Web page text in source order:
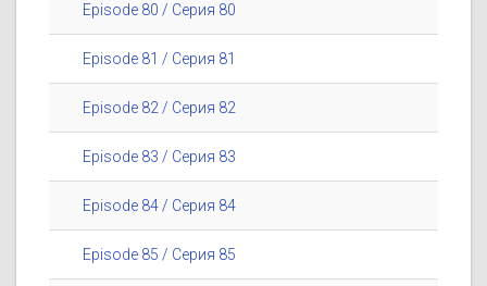
Episode 80 / Серия 80
Episode 81 / Серия 81
Episode 82 / Серия 82
Episode 83 / Серия 83
Episode 84 / Серия 84
Episode 85 / Серия 85